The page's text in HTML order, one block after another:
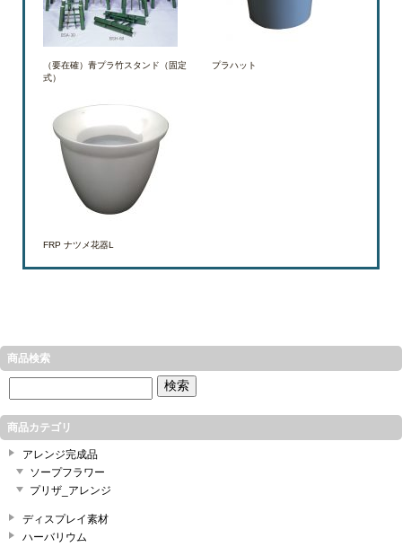
（要在確）青プラ竹スタンド（固定
式）
プラハット
FRP ナツメ花器L
商品検索
商品カテゴリ
アレンジ完成品
ソープフラワー
プリザ_アレンジ
ディスプレイ素材
ハーバリウム